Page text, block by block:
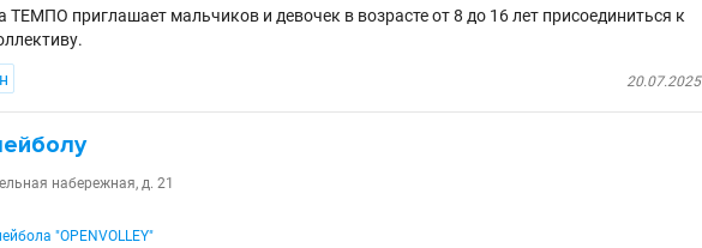
приглашает мальчиков и девочек в возрасте от 8 до 16 лет присоединиться к
20.07.2025
набережная, д. 21
"OPENVOLLEY"